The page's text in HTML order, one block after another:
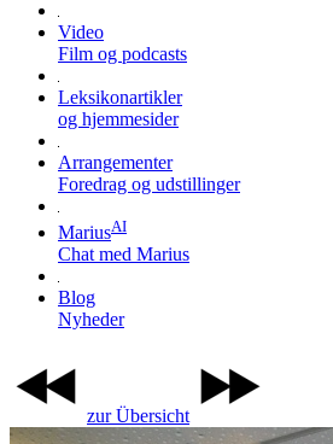
Video
Film og podcasts
Leksikonartikler
og hjemmesider
Arrangementer
Foredrag og udstillinger
MariusAI
Chat med Marius
Blog
Nyheder
zur Übersicht